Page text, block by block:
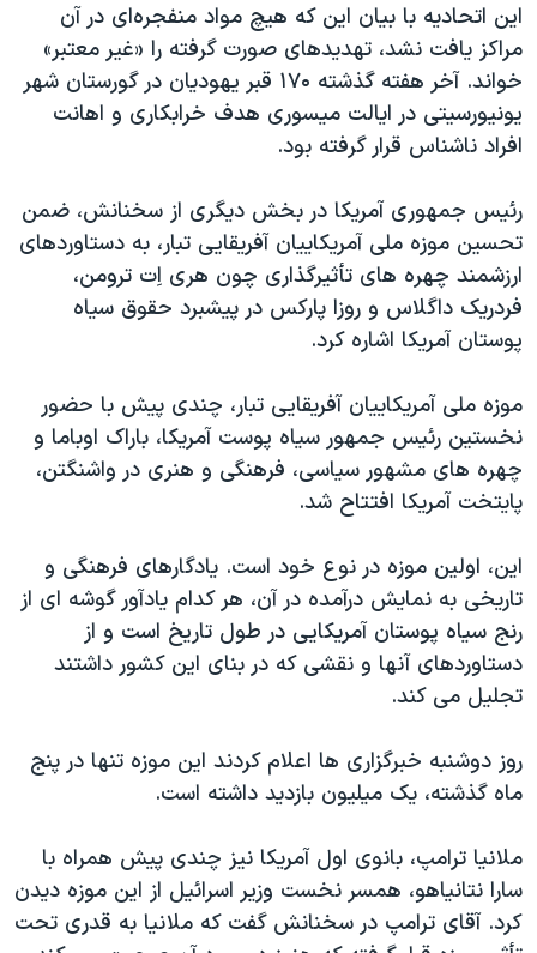
این اتحادیه با بیان این که هیچ مواد منفجره‌ای در آن
مراکز یافت نشد، تهدیدهای صورت گرفته را «غیر معتبر»
خواند. آخر هفته گذشته ۱۷۰ قبر یهودیان در گورستان شهر
یونیورسیتی در ایالت میسوری هدف خرابکاری و اهانت
افراد ناشناس قرار گرفته بود.
رئیس جمهوری آمریکا در بخش دیگری از سخنانش، ضمن
تحسین موزه ملی آمریکاییان آفریقایی تبار، به دستاوردهای
ارزشمند چهره های تأثیرگذاری چون هری اِت ترومن،
فردریک داگلاس و روزا پارکس در پیشبرد حقوق سیاه
پوستان آمریکا اشاره کرد.
موزه ملی آمریکاییان آفریقایی تبار، چندی پیش با حضور
نخستین رئیس جمهور سیاه پوست آمریکا، باراک اوباما و
چهره های مشهور سیاسی، فرهنگی و هنری در واشنگتن،
پایتخت آمریکا افتتاح شد.
این، اولین موزه در نوع خود است. یادگارهای فرهنگی و
تاریخی به نمایش درآمده در آن، هر کدام یادآور گوشه ای از
رنج سیاه پوستان آمریکایی در طول تاریخ است و از
دستاوردهای آنها و نقشی که در بنای این کشور داشتند
تجلیل می کند.
روز دوشنبه خبرگزاری ها اعلام کردند این موزه تنها در پنج
ماه گذشته، یک میلیون بازدید داشته است.
ملانیا ترامپ، بانوی اول آمریکا نیز چندی پیش همراه با
سارا نتانیاهو، همسر نخست وزیر اسرائیل از این موزه دیدن
کرد. آقای ترامپ در سخنانش گفت که ملانیا به قدری تحت